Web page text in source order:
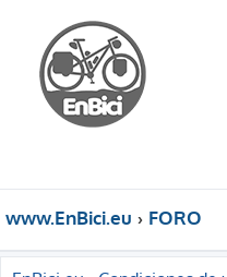
www.EnBici.eu FORO